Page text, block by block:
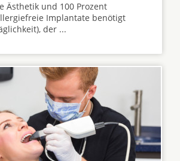
Ästhetik und 100 Prozent
Implantate benötigt
der ...